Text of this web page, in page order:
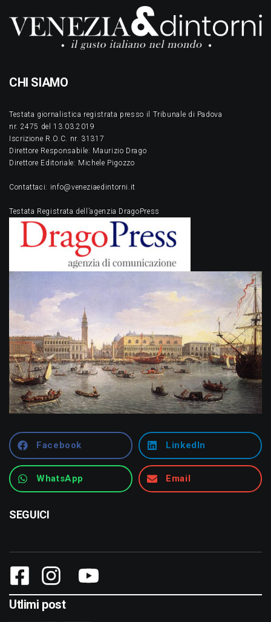
CHI SIAMO
Testata giornalistica registrata presso il Tribunale di Padova
nr. 2475 del 13.03.2019
Iscrizione R.O.C. nr. 31317
Direttore Responsabile: Maurizio Drago
Direttore Editoriale: Michele Pigozzo
Contattaci: info@veneziaedintorni.it
Testata Registrata dell’agenzia DragoPress
Facebook LinkedIn
WhatsApp Email
SEGUICI
Utlimi post